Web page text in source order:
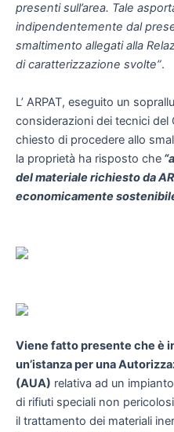
presenti sull’area. Tale
indipendentemente dal
smaltimento allegati alla
di caratterizzazione svolte”.
L’ ARPAT, eseguito un
considerazioni dei tecnici del
chiesto di procedere allo
la proprietà ha risposto che
del materiale richiesto da
economicamente
Viene fatto presente che è
un’istanza per una
(AUA) relativa ad un
di rifiuti speciali non
il trattamento dei materiali